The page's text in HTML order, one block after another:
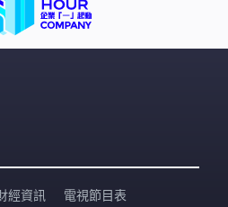
經資訊 電視節目表